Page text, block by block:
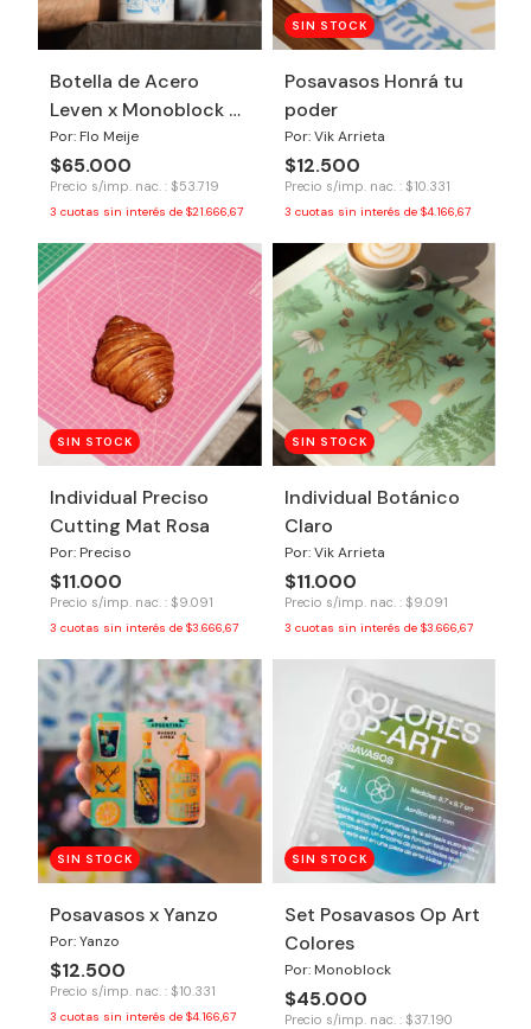
Botella de Acero
Leven x Monoblock -
Argentina Campeón
Por: Flo Meije
$65.000
Precio s/imp. nac. : $53.719
3 cuotas sin interés de $21.666,67
SIN STOCK
Posavasos Honrá tu
poder
Por: Vik Arrieta
$12.500
Precio s/imp. nac. : $10.331
3 cuotas sin interés de $4.166,67
SIN STOCK
Individual Preciso
Cutting Mat Rosa
Por: Preciso
$11.000
Precio s/imp. nac. : $9.091
3 cuotas sin interés de $3.666,67
SIN STOCK
Individual Botánico
Claro
Por: Vik Arrieta
$11.000
Precio s/imp. nac. : $9.091
3 cuotas sin interés de $3.666,67
SIN STOCK
Posavasos x Yanzo
Por: Yanzo
$12.500
Precio s/imp. nac. : $10.331
3 cuotas sin interés de $4.166,67
SIN STOCK
Set Posavasos Op Art
Colores
Por: Monoblock
$45.000
Precio s/imp. nac. : $37.190